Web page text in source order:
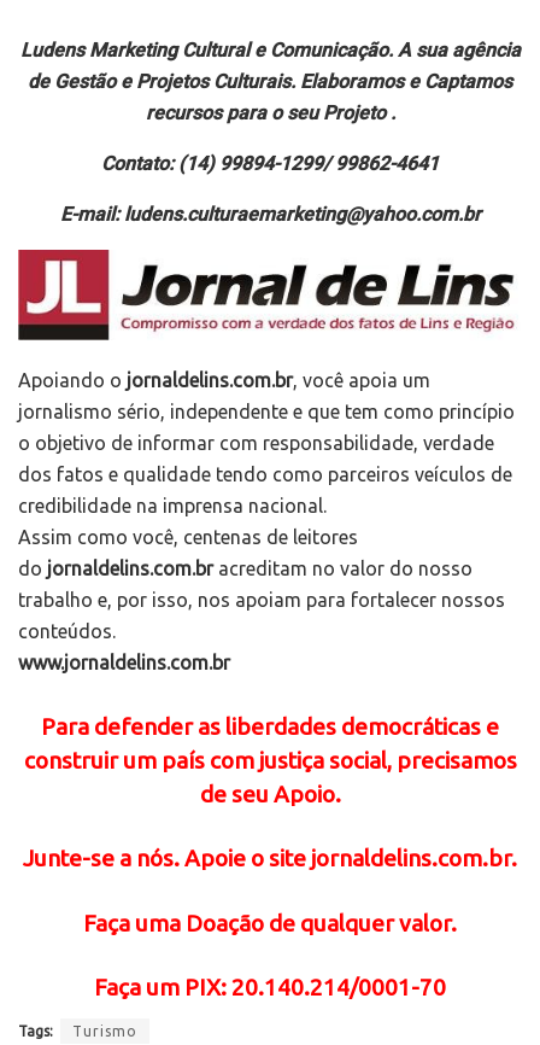
Ludens Marketing Cultural e Comunicação. A sua agência
de Gestão e Projetos Culturais. Elaboramos e Captamos
recursos para o seu Projeto .
Contato: (14) 99894-1299/ 99862-4641
E-mail: ludens.culturaemarketing@yahoo.com.br
Apoiando o jornaldelins.com.br, você apoia um
jornalismo sério, independente e que tem como princípio
o objetivo de informar com responsabilidade, verdade
dos fatos e qualidade tendo como parceiros veículos de
credibilidade na imprensa nacional.
Assim como você, centenas de leitores
do jornaldelins.com.bracreditam no valor do nosso
trabalho e, por isso, nos apoiam para fortalecer nossos
conteúdos.
www.jornaldelins.com.br
Para defender as liberdades democráticas e
construir um país com justiça social, precisamos
de seu Apoio.
Junte-se a nós. Apoie o site jornaldelins.com.br.
Faça uma Doação de qualquer valor.
Faça um PIX: 20.140.214/0001-70
Tags: Turismo